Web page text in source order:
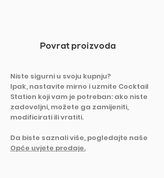
Povrat proizvoda
Niste sigurni u svoju kupnju?
Ipak, nastavite mirno i uzmite Cocktail
Station koji vam je potreban: ako niste
zadovoljni, možete ga zamijeniti,
modificirati ili vratiti.
Da biste saznali više, pogledajte naše
Opće uvjete prodaje.